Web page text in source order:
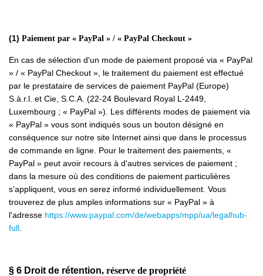
(1) Paiement par « PayPal » / « PayPal Checkout »
En cas de sélection d'un mode de paiement proposé via « PayPal
» / « PayPal Checkout », le traitement du paiement est effectué
par le prestataire de services de paiement PayPal (Europe)
S.à.r.l. et Cie, S.C.A. (22-24 Boulevard Royal L-2449,
Luxembourg ; « PayPal »). Les différents modes de paiement via
« PayPal » vous sont indiqués sous un bouton désigné en
conséquence sur notre site Internet ainsi que dans le processus
de commande en ligne. Pour le traitement des paiements, «
PayPal » peut avoir recours à d'autres services de paiement ;
dans la mesure où des conditions de paiement particulières
s'appliquent, vous en serez informé individuellement. Vous
trouverez de plus amples informations sur « PayPal » à
l'adresse https://www.paypal.com/de/webapps/mpp/ua/legalhub-
full
§ 6 Droit de rétention, réserve de propriété